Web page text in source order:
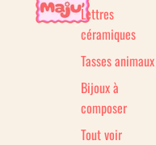
Lettres
céramiques
Tasses animaux
Bijoux à
composer
Tout voir